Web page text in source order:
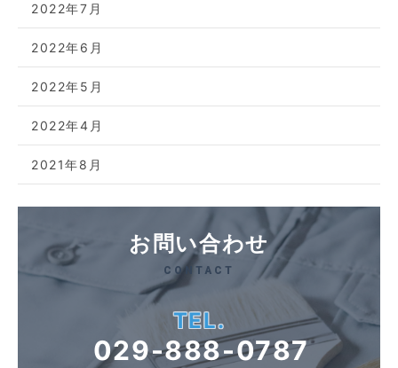
2022年7月
2022年6月
2022年5月
2022年4月
2021年8月
お問い合わせ
CONTACT
TEL.
029-888-0787